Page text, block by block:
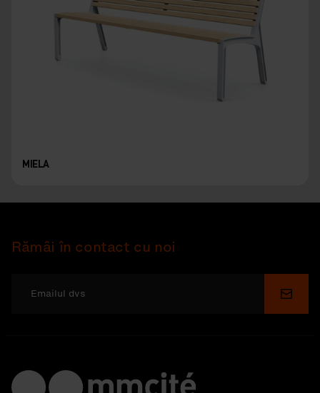
MIELA
Rămâi în contact cu noi